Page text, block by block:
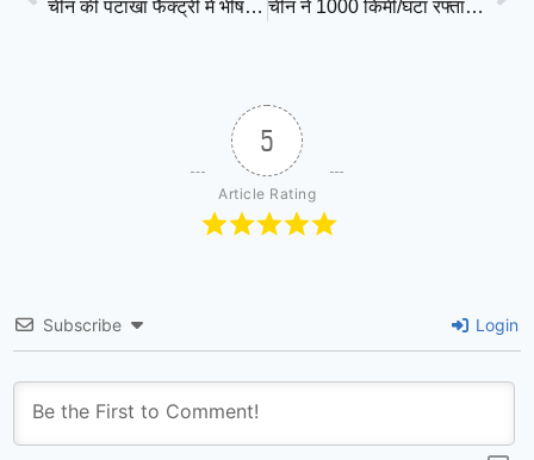
चीन की पटाखा फैक्ट्री में भीषण धमाका, 26 की मौत, 60 से ज्यादा घायल चीन ने 1000 किमी/घंटा रफ्तार वाली ट्रेन का किया परीक्षण, वायरल वीडियो से बढ़ी चर्चा
5
Article Rating
Subscribe Login